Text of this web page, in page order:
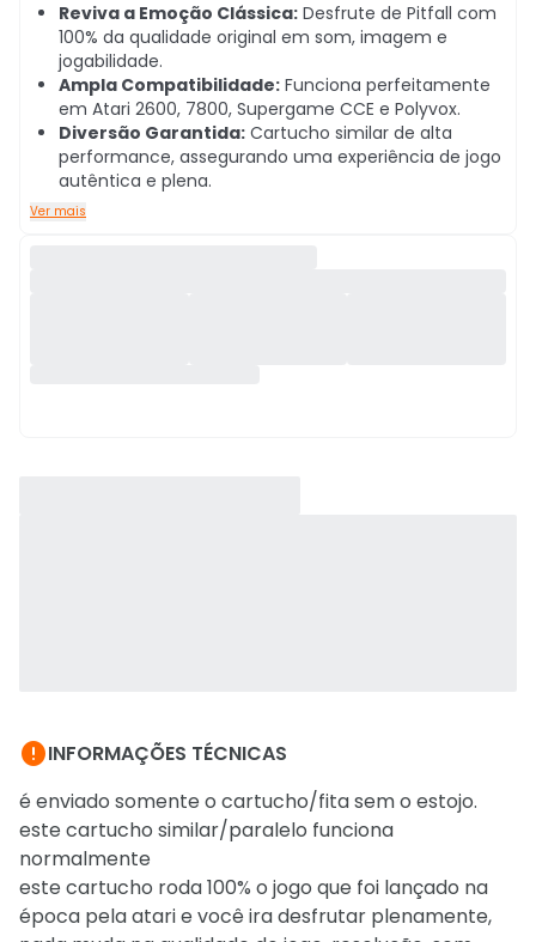
Reviva a Emoção Clássica: Desfrute de Pitfall com
100% da qualidade original em som, imagem e
jogabilidade.
Ampla Compatibilidade: Funciona perfeitamente
em Atari 2600, 7800, Supergame CCE e Polyvox.
Diversão Garantida: Cartucho similar de alta
performance, assegurando uma experiência de jogo
autêntica e plena.
Ver mais
INFORMAÇÕES TÉCNICAS
é enviado somente o cartucho/fita sem o estojo.
este cartucho similar/paralelo funciona
normalmente
este cartucho roda 100% o jogo que foi lançado na
época pela atari e você ira desfrutar plenamente,